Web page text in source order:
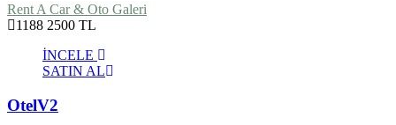
Rent A Car & Oto Galeri
1188 2500 TL
İNCELE
SATIN AL
OtelV2